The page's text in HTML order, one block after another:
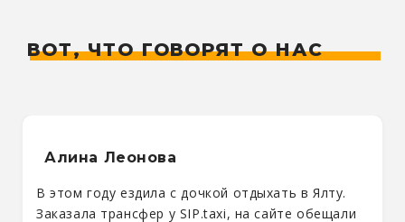
ВОТ, ЧТО ГОВОРЯТ О НАС
Алина Леонова
В этом году ездила с дочкой отдыхать в Ялту.
Заказала трансфер у SIP.taxi, на сайте обещали